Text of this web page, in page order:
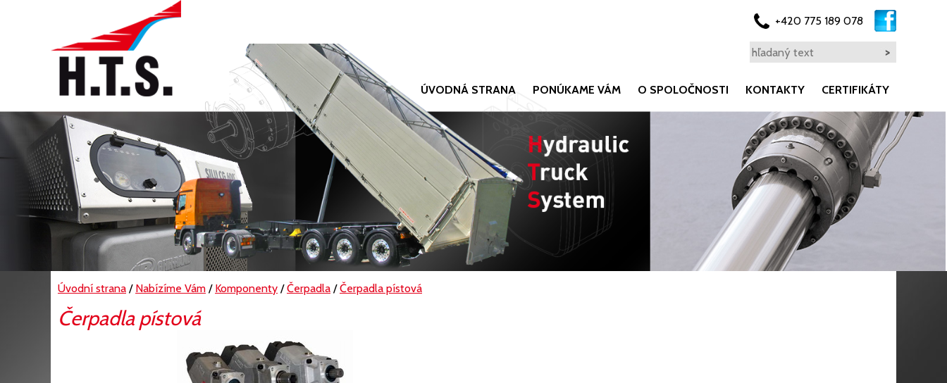
ÚVODNÁ STRANA PONÚKAME VÁM O SPOLOČNOSTI KONTAKTY CERTIFIKÁTY
+420 775 189 078
Úvodní strana / Nabízíme Vám / Komponenty /Čerpadla /Čerpadla pístová
Čerpadla pístová